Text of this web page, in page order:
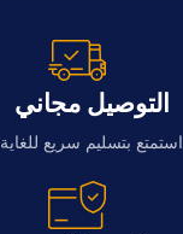
التوصيل مجاني
استمتع بتسليم سريع للغاية